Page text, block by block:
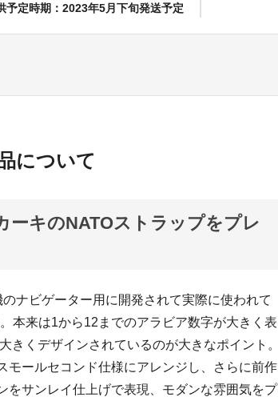
予定時期：2023年5月下旬発送予定
について
ーキのNATOストラップをプレ
ナビゲーター用に開発されて実際に使われて
本来は1から12までのアラビア数字が大きく表
きくデザインされているのが大きなポイント。
モールセコンド仕様にアレンジし、さらに前作
をサンレイ仕上げで表現、モダンな雰囲気をプ